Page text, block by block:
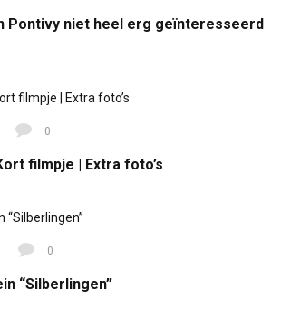
Pontivy niet heel erg geïnteresseerd
0
filmpje | Extra foto’s
0
“Silberlingen”